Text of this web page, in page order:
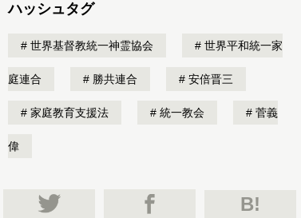
ハッシュタグ
世界基督教統一神霊協会 世界平和統一家
庭連合 勝共連合 安倍晋三
家庭教育支援法 統一教会 菅義
偉
B!